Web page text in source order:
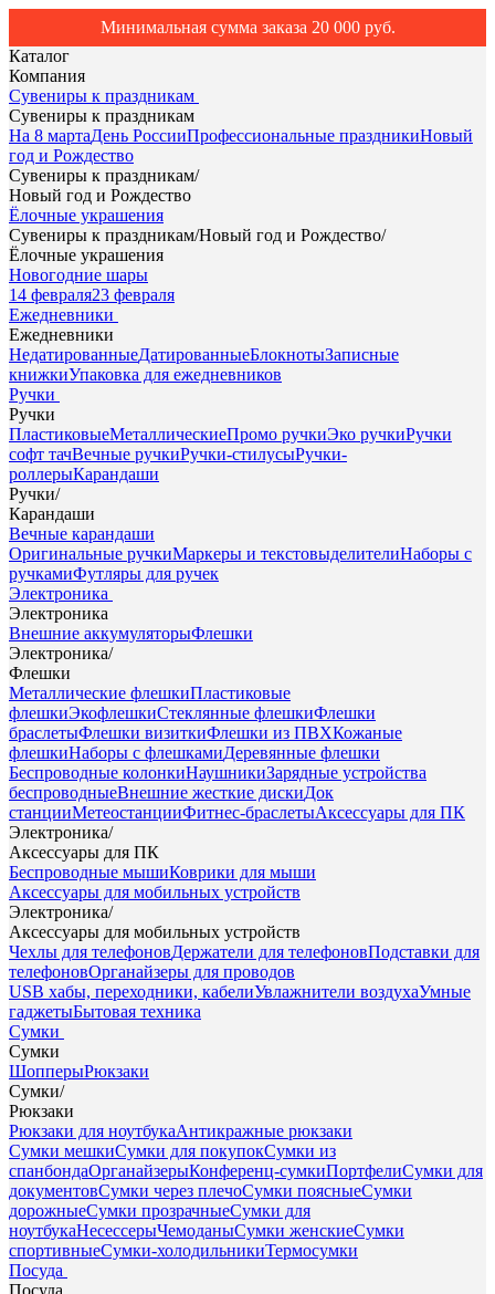
Минимальная сумма заказа 20 000 руб.
Каталог
Компания
Сувениры к праздникам
Сувениры к праздникам
На 8 мартаДень РоссииПрофессиональные праздникиНовый
год и Рождество
Сувениры к праздникам/
Новый год и Рождество
Ёлочные украшения
Сувениры к праздникам/Новый год и Рождество/
Ёлочные украшения
Новогодние шары
14 февраля23 февраля
Ежедневники
Ежедневники
НедатированныеДатированныеБлокнотыЗаписные
книжкиУпаковка для ежедневников
Ручки
Ручки
ПластиковыеМеталлическиеПромо ручкиЭко ручкиРучки
софт тачВечные ручкиРучки-стилусыРучки-
роллерыКарандаши
Ручки/
Карандаши
Вечные карандаши
Оригинальные ручкиМаркеры и текстовыделителиНаборы с
ручкамиФутляры для ручек
Электроника
Электроника
Внешние аккумуляторыФлешки
Электроника/
Флешки
Металлические флешкиПластиковые
флешкиЭкофлешкиСтеклянные флешкиФлешки
браслетыФлешки визиткиФлешки из ПВХКожаные
флешкиНаборы с флешкамиДеревянные флешки
Беспроводные колонкиНаушникиЗарядные устройства
беспроводныеВнешние жесткие дискиДок
станцииМетеостанцииФитнес-браслетыАксессуары для ПК
Электроника/
Аксессуары для ПК
Беспроводные мышиКоврики для мыши
Аксессуары для мобильных устройств
Электроника/
Аксессуары для мобильных устройств
Чехлы для телефоновДержатели для телефоновПодставки для
телефоновОрганайзеры для проводов
USB хабы, переходники, кабелиУвлажнители воздухаУмные
гаджетыБытовая техника
Сумки
Сумки
ШопперыРюкзаки
Сумки/
Рюкзаки
Рюкзаки для ноутбукаАнтикражные рюкзаки
Сумки мешкиСумки для покупокСумки из
спанбондаОрганайзерыКонференц-сумкиПортфелиСумки для
документовСумки через плечоСумки поясныеСумки
дорожныеСумки прозрачныеСумки для
ноутбукаНесессерыЧемоданыСумки женскиеСумки
спортивныеСумки-холодильникиТермосумки
Посуда
Посуда